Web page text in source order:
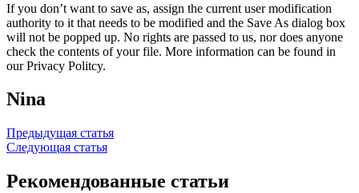
If you don’t want to save as, assign the current user modification
authority to it that needs to be modified and the Save As dialog box
will not be popped up. No rights are passed to us, nor does anyone
check the contents of your file. More information can be found in
our Privacy Politcy.
Nina
Навигация
по
записям
Предыдущая статья
Следующая статья
Рекомендованные статьи